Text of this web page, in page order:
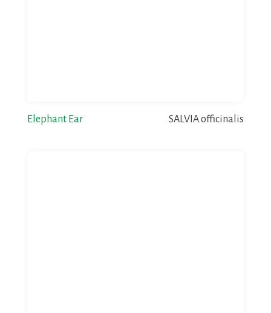
Elephant Ear SALVIA officinalis